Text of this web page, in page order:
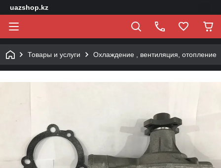
uazshop.kz
Товары и услуги Охлаждение , вентиляция, отопление